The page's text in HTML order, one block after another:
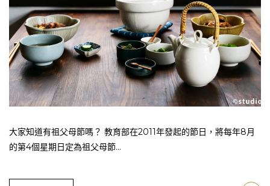
大家知道有祖父母節嗎？ 教育部在2011年發起的節日，將每年8月
的第4個星期日定為祖父母節...